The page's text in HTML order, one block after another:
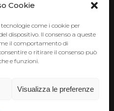
Cookie
come i cookie per
dispositivo. Il consenso a queste
il comportamento di
o ritirare il consenso può
e funzioni.
Visualizza le preferenze